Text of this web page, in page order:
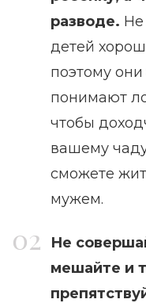
разводе. Не
детей
поэтому
понимают
чтобы
вашему
сможете
мужем.
Не
мешайте и